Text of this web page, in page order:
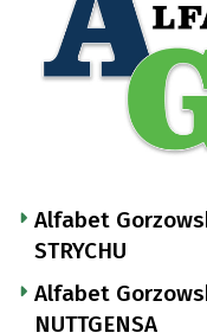
Alfabet
STRYCHU
Alfabet
NUTTGENSA